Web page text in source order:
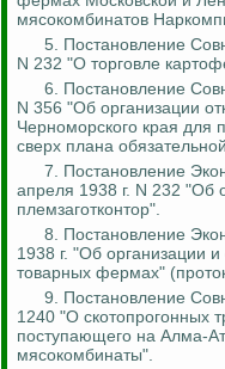
мясокомбинатов
5. Постановление
N 232 "О торговле
6. Постановление
N 356 "Об организации
Черноморского края для
сверх плана
7. Постановление
апреля 1938 г. N 232 "Об
племзаготконтор".
8. Постановление
1938 г. "Об организации
товарных фермах"
9. Постановление
1240 "О скотопрогонных
поступающего на Алма-
мясокомбинаты".